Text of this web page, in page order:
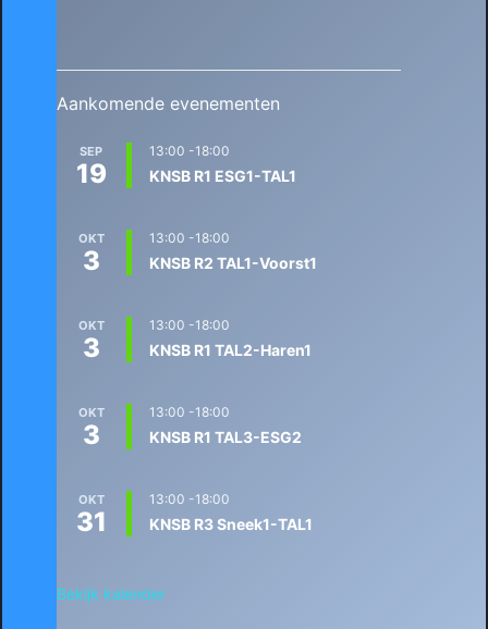
Aankomende evenementen
SEP
19
13:00 -18:00
KNSB R1 ESG1-TAL1
OKT
3
13:00 -18:00
KNSB R2 TAL1-Voorst1
OKT
3
13:00 -18:00
KNSB R1 TAL2-Haren1
OKT
3
13:00 -18:00
KNSB R1 TAL3-ESG2
OKT
31
13:00 -18:00
KNSB R3 Sneek1-TAL1
Bekijk kalender